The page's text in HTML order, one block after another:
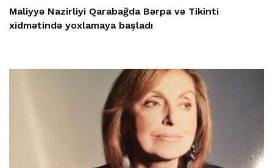
Maliyyə Nazirliyi Qarabağda Bərpa və Tikinti
xidmətində yoxlamaya başladı